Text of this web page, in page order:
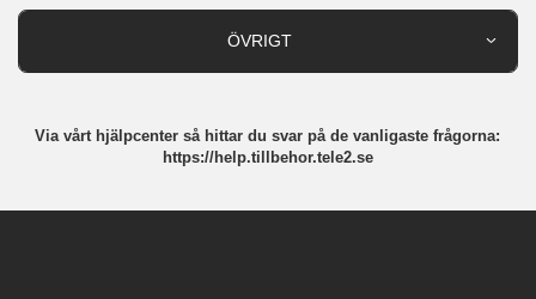
ÖVRIGT
Integritetspolicy
Via vårt hjälpcenter så hittar du svar på de vanligaste frågorna:
https://help.tillbehor.tele2.se